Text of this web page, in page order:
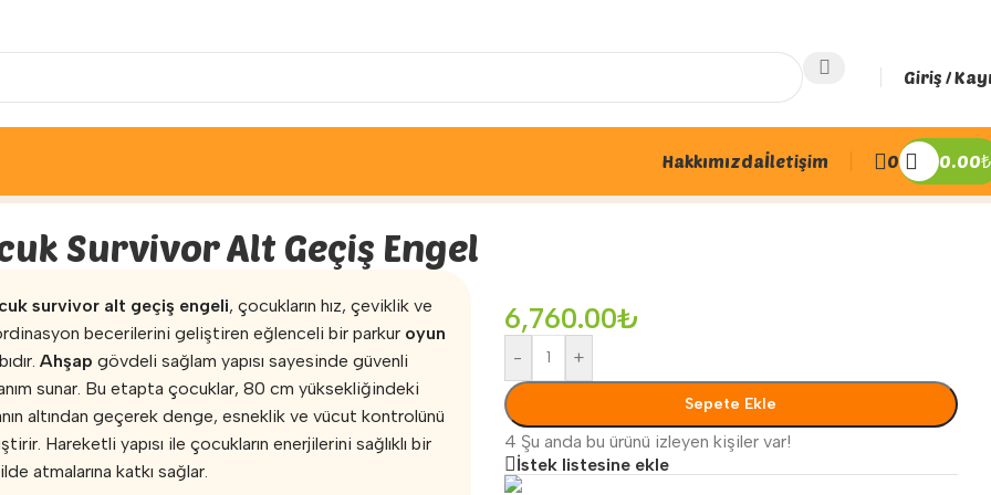
Giriş /
Hakkımızdaİletişim 0 0.00₺
Survivor Alt Geçiş Engel
survivor alt geçiş engeli, çocukların hız, çeviklik ve
becerilerini geliştiren eğlenceli bir parkur oyun
Ahşap gövdeli sağlam yapısı sayesinde güvenli
sunar. Bu etapta çocuklar, 80 cm yüksekliğindeki
altından geçerek denge, esneklik ve vücut kontrolünü
Hareketli yapısı ile çocukların enerjilerini sağlıklı bir
atmalarına katkı sağlar.
6,760.00₺
- +
Sepete Ekle
4 Şu anda bu ürünü izleyen kişiler var!
İstek listesine ekle